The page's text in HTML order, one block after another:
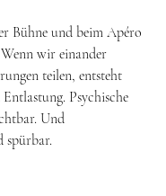
Bühne und beim Apéro
wir einander
teilen, entsteht
Psychische
Und
spürbar.